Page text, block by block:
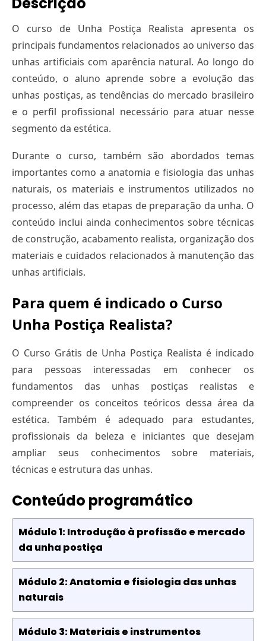
O curso de Unha Postiça Realista apresenta os
principais fundamentos relacionados ao universo das
unhas artificiais com aparência natural. Ao longo do
conteúdo, o aluno aprende sobre a evolução das
unhas postiças, as tendências do mercado brasileiro
e o perfil profissional necessário para atuar nesse
segmento da estética.
Durante o curso, também são abordados temas
importantes como a anatomia e fisiologia das unhas
naturais, os materiais e instrumentos utilizados no
processo, além das etapas de preparação da unha. O
conteúdo inclui ainda conhecimentos sobre técnicas
de construção, acabamento realista, organização dos
materiais e cuidados relacionados à manutenção das
unhas artificiais.
Para quem é indicado o Curso
Unha Postiça Realista?
O Curso Grátis de Unha Postiça Realista é indicado
para pessoas interessadas em conhecer os
fundamentos das unhas postiças realistas e
compreender os conceitos teóricos dessa área da
estética. Também é adequado para estudantes,
profissionais da beleza e iniciantes que desejam
ampliar seus conhecimentos sobre materiais,
técnicas e estrutura das unhas.
Conteúdo programático
Módulo 1: Introdução à profissão e mercado
da unha postiça
Módulo 2: Anatomia e fisiologia das unhas
naturais
Módulo 3: Materiais e instrumentos